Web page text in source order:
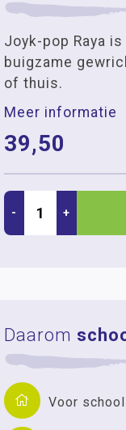
Joyk-pop Raya
buigzame
of thuis.
Meer informatie
39,50
- +
Daarom
Voor